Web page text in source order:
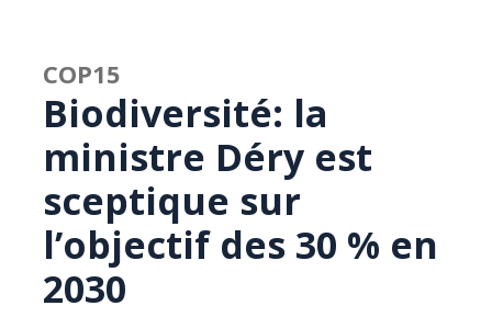
COP15
Biodiversité: la
ministre Déry est
sceptique sur
l’objectif des 30 % en
2030